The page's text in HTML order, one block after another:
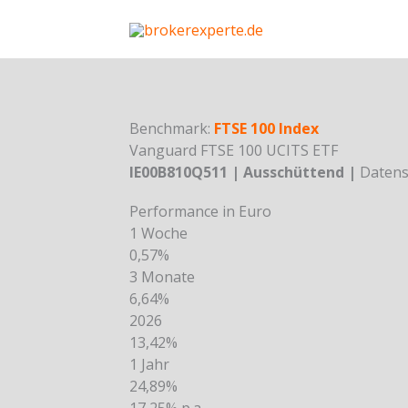
content
Benchmark: FTSE 100 Index
Vanguard FTSE 100 UCITS ETF
IE00B810Q511 | Ausschüttend |
Performance in Euro
1 Woche
0,57%
3 Monate
6,64%
2026
13,42%
1 Jahr
24,89%